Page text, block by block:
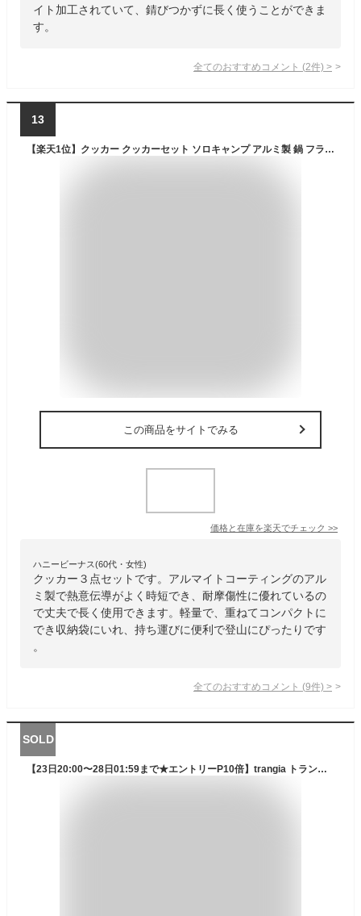
イト加工されていて、錆びつかずに長く使うことができま
す。
全てのおすすめコメント (2件) >
13
【楽天1位】クッカー クッカーセット ソロキャンプ アルミ製 鍋 フライパン ケトル 3点セット 軽量 コンパクト 収納袋 キャンプ 登山 アウトドア 調理器具 やかん キャンプギア 防災用品 防災グッズ
この商品をサイトでみる
価格と在庫を楽天でチェック >>
ハニービーナス(60代・女性)
クッカー３点セットです。アルマイトコーティングのアル
ミ製で熱意伝導がよく時短でき、耐摩傷性に優れているの
で丈夫で長く使用できます。軽量で、重ねてコンパクトに
でき収納袋にいれ、持ち運びに便利で登山にぴったりです
。
全てのおすすめコメント (9件) >
SOLD
【23日20:00〜28日01:59まで★エントリーP10倍】trangia トランギア ストームクッカーL・ブラックバージョン TR-35-5UL 【セット/アウトドア/キャンプ】